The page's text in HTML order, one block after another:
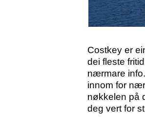
Costkey er
dei fleste
nærmare
innom for
nøkkelen på
deg vert for